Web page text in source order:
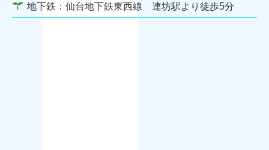
地下鉄：仙台地下鉄東西線 連坊駅より徒歩5分